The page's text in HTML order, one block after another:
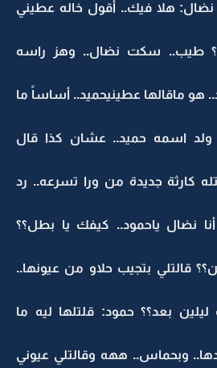
نضال: هلا فيك.. أقول خاله عطيني
طيب.. سكت نضال.. وهز راسه
هو ماقالها عطينيحميد.. أساساً ما
ولد اسمه حميد.. عشان كذا قال
كارثة جديدة من ورا تسرعه.. رد
نضال ياحمود.. كيفك يا بطل؟؟
قالتلي بتجيب حلاو من عيونها..
بعد؟؟ حمود: قلتلها ليه ما
وبحماس.. ههه وقالتلي عيوني